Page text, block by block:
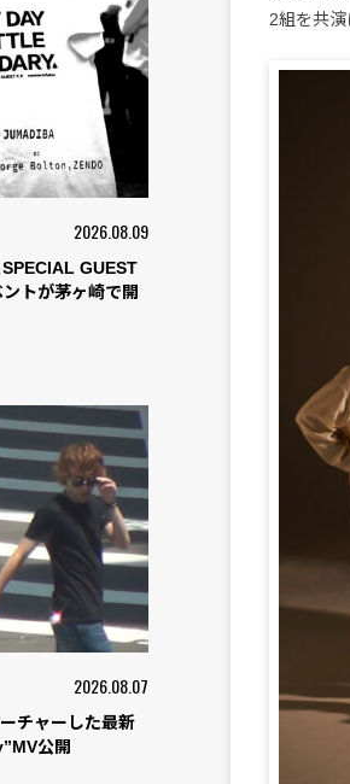
2026.08.09
GUEST
トが茅ヶ崎で開
2026.08.07
チャーした最新
公開
2組を共演